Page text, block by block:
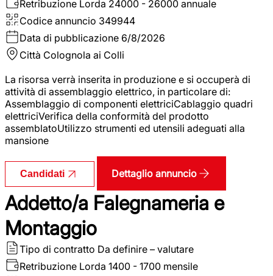
Retribuzione Lorda 24000 - 26000 annuale
Codice annuncio 349944
Data di pubblicazione 6/8/2026
Città Colognola ai Colli
La risorsa verrà inserita in produzione e si occuperà di
attività di assemblaggio elettrico, in particolare di:
Assemblaggio di componenti elettriciCablaggio quadri
elettriciVerifica della conformità del prodotto
assemblatoUtilizzo strumenti ed utensili adeguati alla
mansione
Candidati Dettaglio annuncio
Addetto/a Falegnameria e
Montaggio
Tipo di contratto Da definire – valutare
Retribuzione Lorda 1400 - 1700 mensile